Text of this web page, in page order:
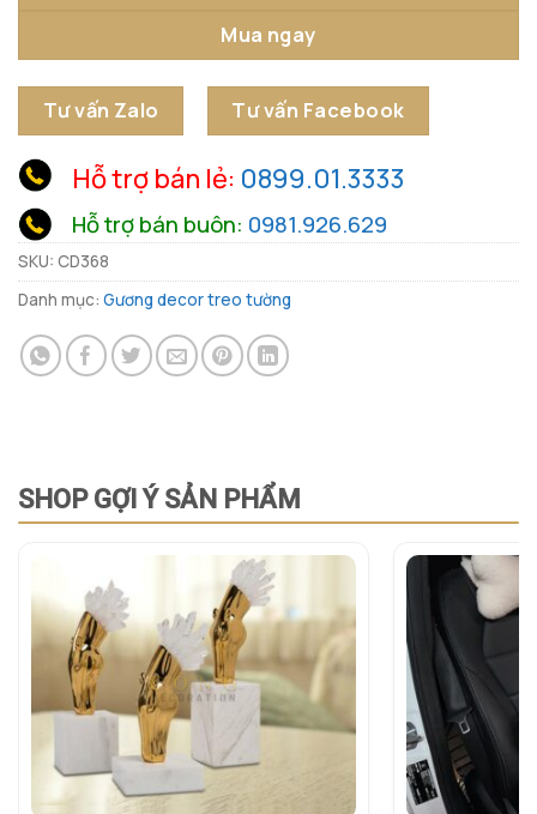
Mua ngay
Tư vấn Zalo Tư vấn Facebook
Hỗ trợ bán lẻ: 0899.01.3333
Hỗ trợ bán buôn: 0981.926.629
SKU: CD368
Danh mục: Gương decor treo tường
SHOP GỢI Ý SẢN PHẨM